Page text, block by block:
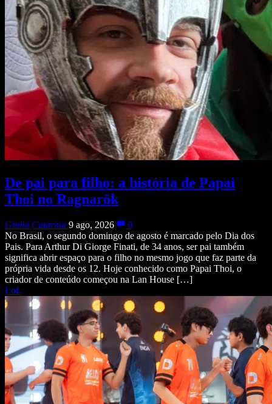
De pai para filho: a história de Papai
Thoi no Ragnarök
Giulia Catarina 9 ago, 2026
0
No Brasil, o segundo domingo de agosto é marcado pelo Dia dos
Pais. Para Arthur Di Giorge Finati, de 34 anos, ser pai também
significa abrir espaço para o filho no mesmo jogo que faz parte da
própria vida desde os 12. Hoje conhecido como Papai Thoi, o
criador de conteúdo começou na Lan House […]
LoL